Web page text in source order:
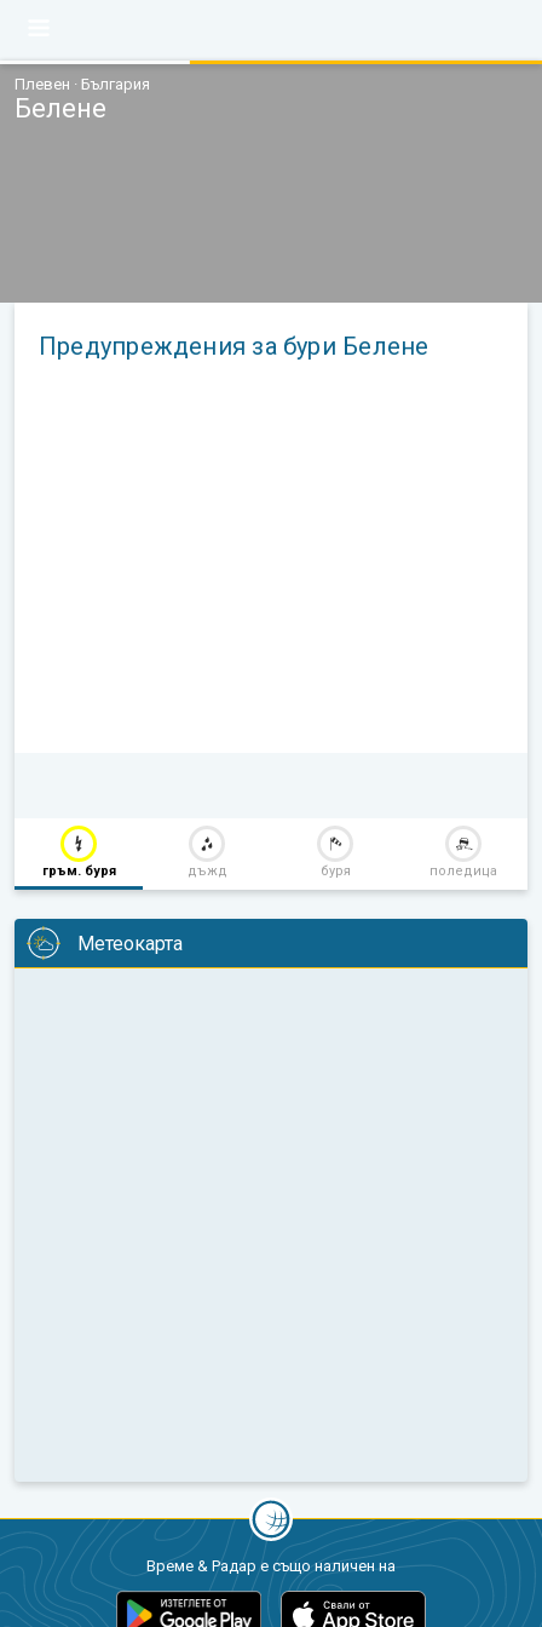
Плевен · България
Белене
Предупреждения за бури Белене
гръм. буря дъжд буря поледица
Метеокарта
Време & Радар е също наличен на